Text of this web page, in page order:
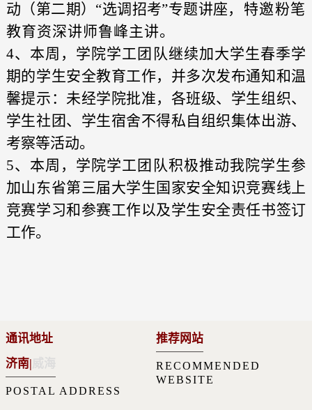
动（第二期）“选调招考”专题讲座，特邀粉笔
教育资深讲师鲁峰主讲。
4、本周，学院学工团队继续加大学生春季学
期的学生安全教育工作，并多次发布通知和温
馨提示：未经学院批准，各班级、学生组织、
学生社团、学生宿舍不得私自组织集体出游、
考察等活动。
5、本周，学院学工团队积极推动我院学生参
加山东省第三届大学生国家安全知识竞赛线上
竞赛学习和参赛工作以及学生安全责任书签订
工作。
通讯地址
济南|
POSTAL ADDRESS
推荐网站
RECOMMENDED
WEBSITE